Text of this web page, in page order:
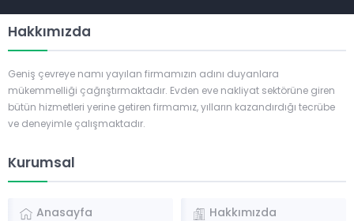
Hakkımızda
Geniş çevreye namı yayılan firmamızın adını duyanlara
mükemmelliği çağrıştırmaktadır. Evden eve nakliyat sektörüne giren
bütün hizmetleri yerine getiren firmamız, yılların kazandırdığı tecrübe
ve deneyimle çalışmaktadır.
Kurumsal
Anasayfa Hakkımızda